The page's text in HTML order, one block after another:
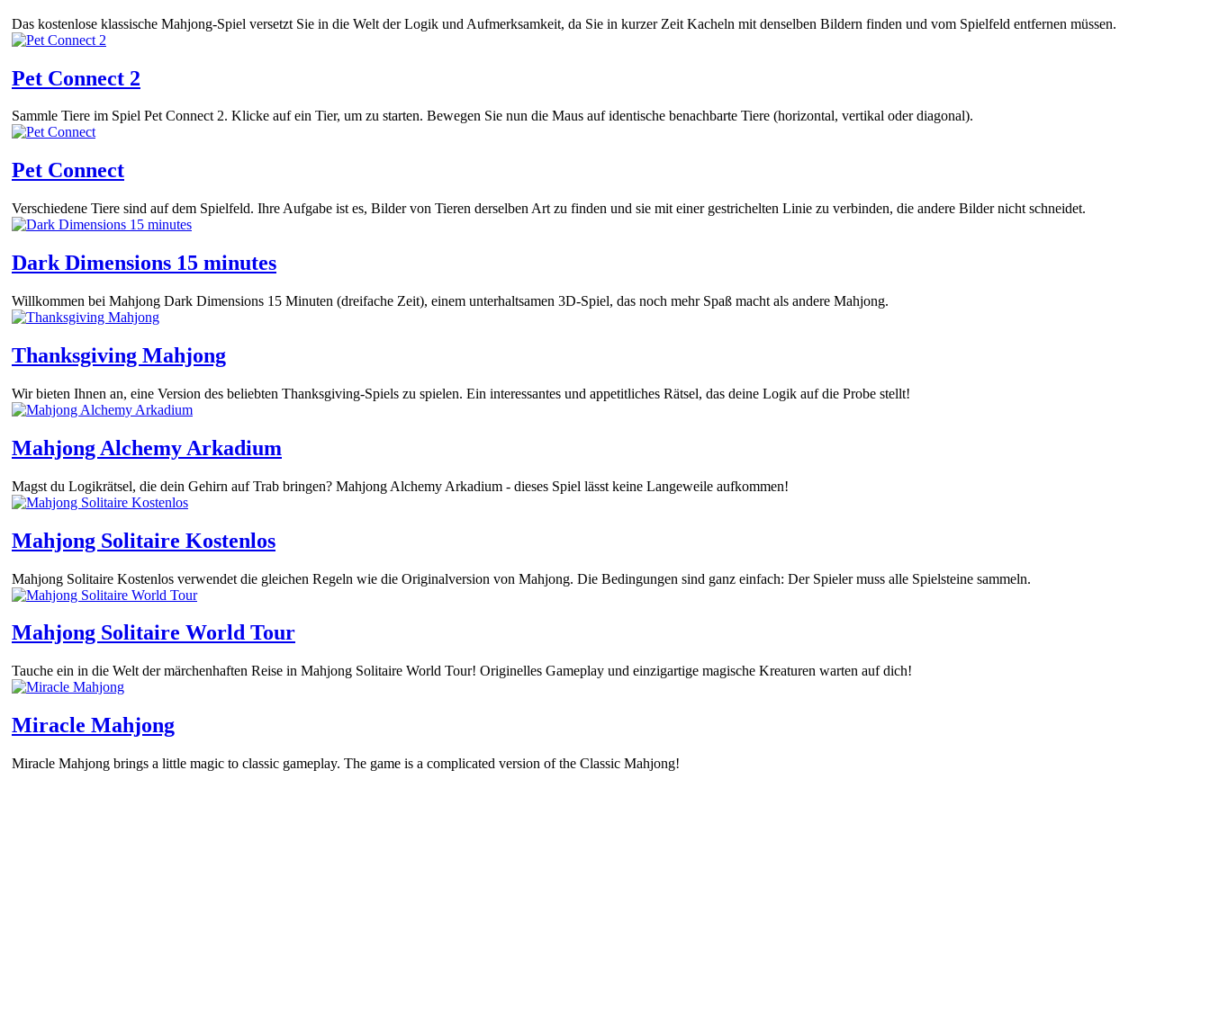
Das kostenlose klassische Mahjong-Spiel versetzt Sie in die Welt der Logik und Aufmerksamkeit, da Sie in kurzer Zeit Kacheln mit denselben Bildern finden und vom Spielfeld entfernen müssen.
Pet Connect 2
Sammle Tiere im Spiel Pet Connect 2. Klicke auf ein Tier, um zu starten. Bewegen Sie nun die Maus auf identische benachbarte Tiere (horizontal, vertikal oder diagonal).
Pet Connect
Verschiedene Tiere sind auf dem Spielfeld. Ihre Aufgabe ist es, Bilder von Tieren derselben Art zu finden und sie mit einer gestrichelten Linie zu verbinden, die andere Bilder nicht schneidet.
Dark Dimensions 15 minutes
Willkommen bei Mahjong Dark Dimensions 15 Minuten (dreifache Zeit), einem unterhaltsamen 3D-Spiel, das noch mehr Spaß macht als andere Mahjong.
Thanksgiving Mahjong
Wir bieten Ihnen an, eine Version des beliebten Thanksgiving-Spiels zu spielen. Ein interessantes und appetitliches Rätsel, das deine Logik auf die Probe stellt!
Mahjong Alchemy Arkadium
Magst du Logikrätsel, die dein Gehirn auf Trab bringen? Mahjong Alchemy Arkadium - dieses Spiel lässt keine Langeweile aufkommen!
Mahjong Solitaire Kostenlos
Mahjong Solitaire Kostenlos verwendet die gleichen Regeln wie die Originalversion von Mahjong. Die Bedingungen sind ganz einfach: Der Spieler muss alle Spielsteine sammeln.
Mahjong Solitaire World Tour
Tauche ein in die Welt der märchenhaften Reise in Mahjong Solitaire World Tour! Originelles Gameplay und einzigartige magische Kreaturen warten auf dich!
Miracle Mahjong
Miracle Mahjong brings a little magic to classic gameplay. The game is a complicated version of the Classic Mahjong!